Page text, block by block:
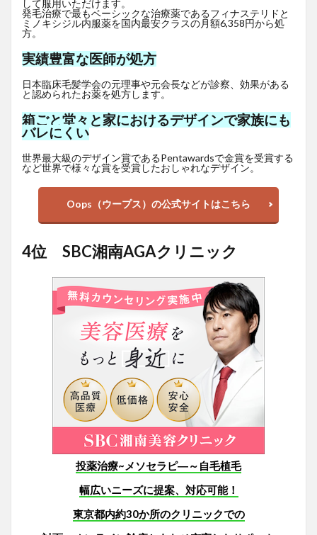
して服用いただけます。
発毛治療で最もベーシックな治療薬であるフィナステリドと
ミノキシジル内服薬を国内最安クラスの月額6,358円から処
方。
実績豊富な医師が処方
日本臨床毛髪学会の元理事や元会長などが診察、効果がある
と認められたお薬を処方します。
箱ごと堂々と家におけるデザインで家族にも
バレにくい
世界最大級のデザイン賞であるPentawardsで金賞を受賞する
など世界で様々な賞を受賞したおしゃれなデザイン。
Oops（ウープス）の公式サイトはこちら
4位 SBC湘南AGAクリニック
投薬治療~メソセラピ―～自毛植毛
幅広いニーズに提案、対応可能！
東京都内約30か所のクリニックでの